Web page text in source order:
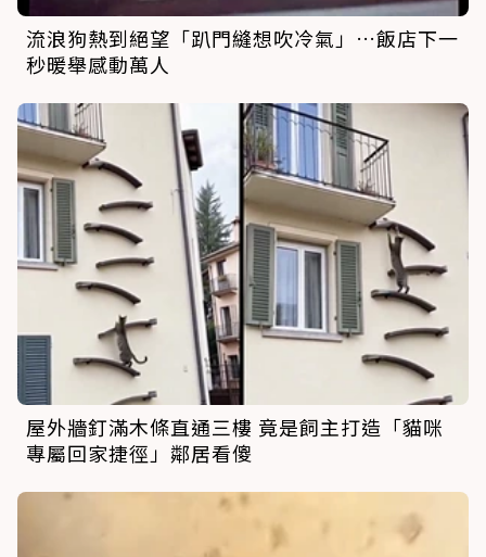
流浪狗熱到絕望「趴門縫想吹冷氣」…飯店下一
秒暖舉感動萬人
屋外牆釘滿木條直通三樓 竟是飼主打造「貓咪
專屬回家捷徑」鄰居看傻